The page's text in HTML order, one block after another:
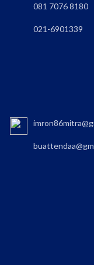
081 7076 8180
021-6901339